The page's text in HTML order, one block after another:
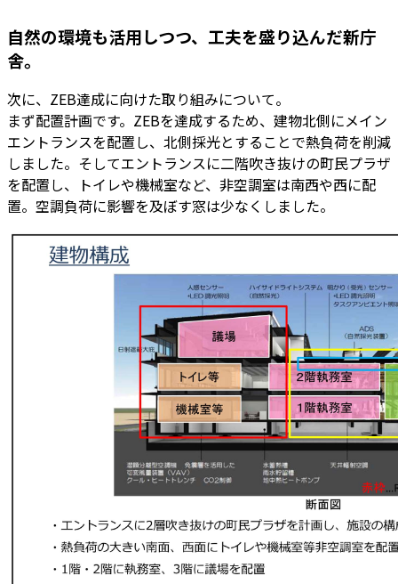
自然の環境も活用しつつ、工夫を盛り込んだ新庁
舎。
次に、ZEB達成に向けた取り組みについて。
まず配置計画です。ZEBを達成するため、建物北側にメイン
エントランスを配置し、北側採光とすることで熱負荷を削減
しました。そしてエントランスに二階吹き抜けの町民プラザ
を配置し、トイレや機械室など、非空調室は南西や西に配
置。空調負荷に影響を及ぼす窓は少なくしました。